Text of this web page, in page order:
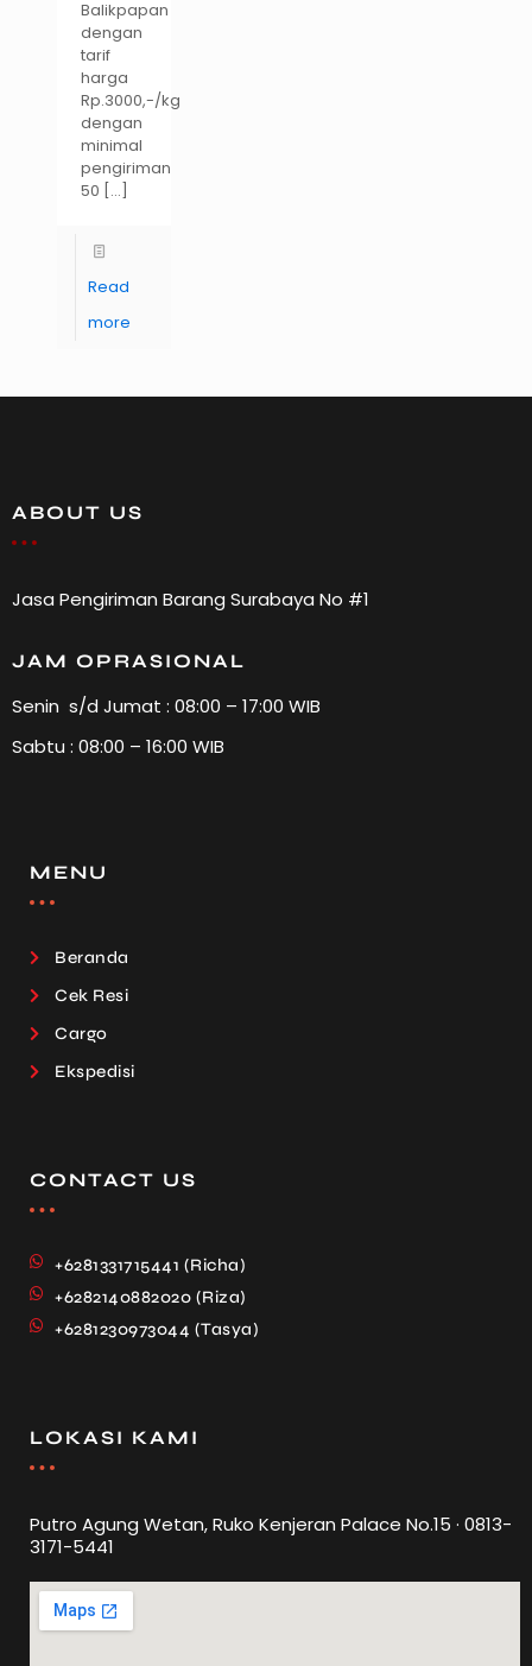
Balikpapan
dengan
tarif
harga
Rp.3000,-/kg
dengan
minimal
pengiriman
50 […]
Read
more
ABOUT US
Jasa Pengiriman Barang Surabaya No #1
JAM OPRASIONAL
Senin s/d Jumat : 08:00 – 17:00 WIB
Sabtu : 08:00 – 16:00 WIB
MENU
Beranda
Cek Resi
Cargo
Ekspedisi
CONTACT US
+6281331715441 (Richa)
+6282140882020 (Riza)
+6281230973044 (Tasya)
LOKASI KAMI
Putro Agung Wetan, Ruko Kenjeran Palace No.15 · 0813-
3171-5441